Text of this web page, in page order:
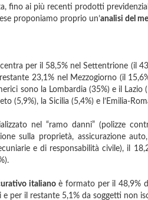
fino ai più recenti prodotti
proponiamo proprio un’analisi del
per il 58,5% nel Settentrione (il
23,1% nel Mezzogiorno (il
sono la Lombardia (35%) e il Lazio
(5,9%), la Sicilia (5,4%) e l’Emilia-
nel “ramo danni” (polizze
sulla proprietà, assicurazione
e di responsabilità civile), il
italianoè formato per il 48,9%
e per il restante 5,1% da soggetti non